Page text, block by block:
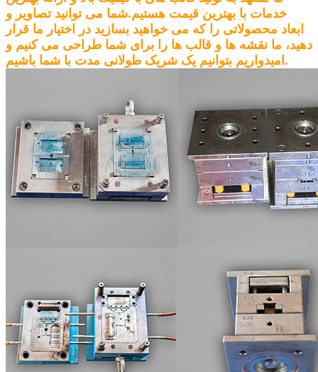
خدمات با بهترین قیمت هستیم.شما می توانید تصاویر و
ابعاد محصولاتی را که می خواهید بسازید در اختیار ما قرار
دهید، ما نقشه ها و قالب ها را برای شما طراحی می کنیم و
امیدواریم بتوانیم یک شریک طولانی مدت با شما باشیم.